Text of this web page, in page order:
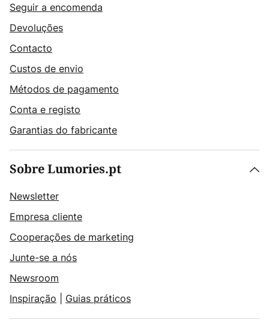
Seguir a encomenda
Devoluções
Contacto
Custos de envio
Métodos de pagamento
Conta e registo
Garantias do fabricante
Sobre Lumories.pt
Newsletter
Empresa cliente
Cooperações de marketing
Junte-se a nós
Newsroom
Inspiração
Guias práticos